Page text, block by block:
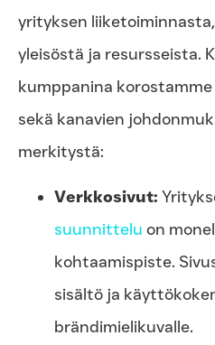
yrityksen
yleisöstä ja resursseista.
kumppanina
sekä kanavien
merkitystä:
Verkkosivut:
suunnittelu on
kohtaamispiste.
sisältö ja
brändimielikuvalle.